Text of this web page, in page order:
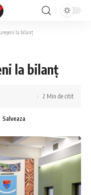
la bilanț
la bilanț
2 Min de citit